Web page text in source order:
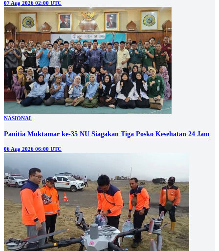
07 Aug 2026 02:00 UTC
NASIONAL
Panitia Muktamar ke-35 NU Siagakan Tiga Posko Kesehatan 24 Jam
06 Aug 2026 06:00 UTC